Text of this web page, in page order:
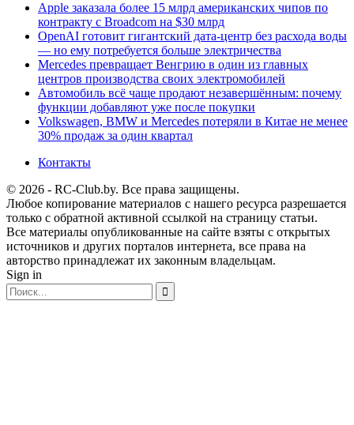
Apple заказала более 15 млрд американских чипов по
контракту с Broadcom на $30 млрд
OpenAI готовит гигантский дата-центр без расхода воды
— но ему потребуется больше электричества
Mercedes превращает Венгрию в один из главных
центров производства своих электромобилей
Автомобиль всё чаще продают незавершённым: почему
функции добавляют уже после покупки
Volkswagen, BMW и Mercedes потеряли в Китае не менее
30% продаж за один квартал
Контакты
© 2026 - RC-Club.by. Все права защищены.
Любое копирование материалов с нашего ресурса разрешается
только с обратной активной ссылкой на страницу статьи.
Все материалы опубликованные на сайте взяты с открытых
источников и других порталов интернета, все права на
авторство принадлежат их законным владельцам.
Sign in